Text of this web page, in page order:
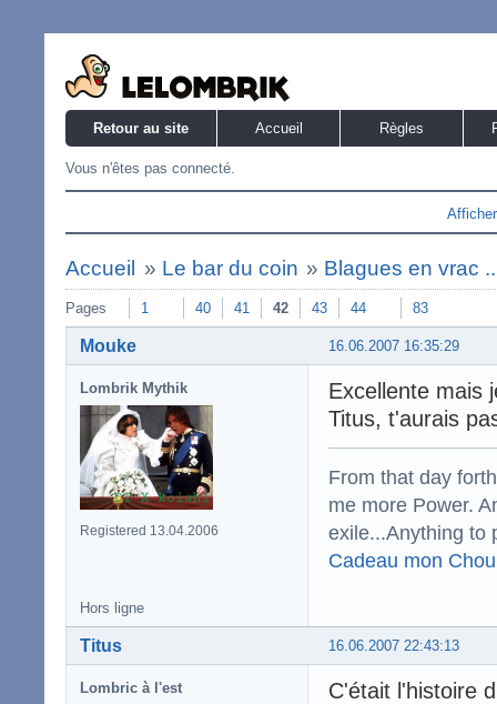
Retour au site Accueil Règles
Vous n'êtes pas connecté.
Accueil » Le bar du coin » Blagues en vrac
Pages 1 40 41 42 43 44 83
16.06.2007 16:35:29
Mouke
Lombrik Mythik
Registered 13.04.2006
Excellente mais
Titus, t'aurais
From that day
me more Power.
exile...Anything to
Cadeau mon
Hors ligne
16.06.2007 22:43:13
Titus
Lombric à l'est
C'était l'histoire